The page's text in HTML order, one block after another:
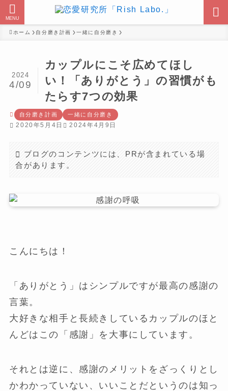
MENU
ホーム 自分磨き計画 一緒に自分磨き
カップルにこそ広めてほし
い！「ありがとう」の習慣がも
たらす7つの効果
2024
4/09
自分磨き計画 一緒に自分磨き
2020年5月4日 2024年4月9日
ブログのコンテンツには、PRが含まれている場
合があります。
こんにちは！
「ありがとう」はシンプルですが最高の感謝の
言葉。
大好きな相手と長続きしているカップルのほと
んどはこの「感謝」を大事にしています。
それとは逆に、感謝のメリットをざっくりとし
かわかっていない、いいことだというのは知っ